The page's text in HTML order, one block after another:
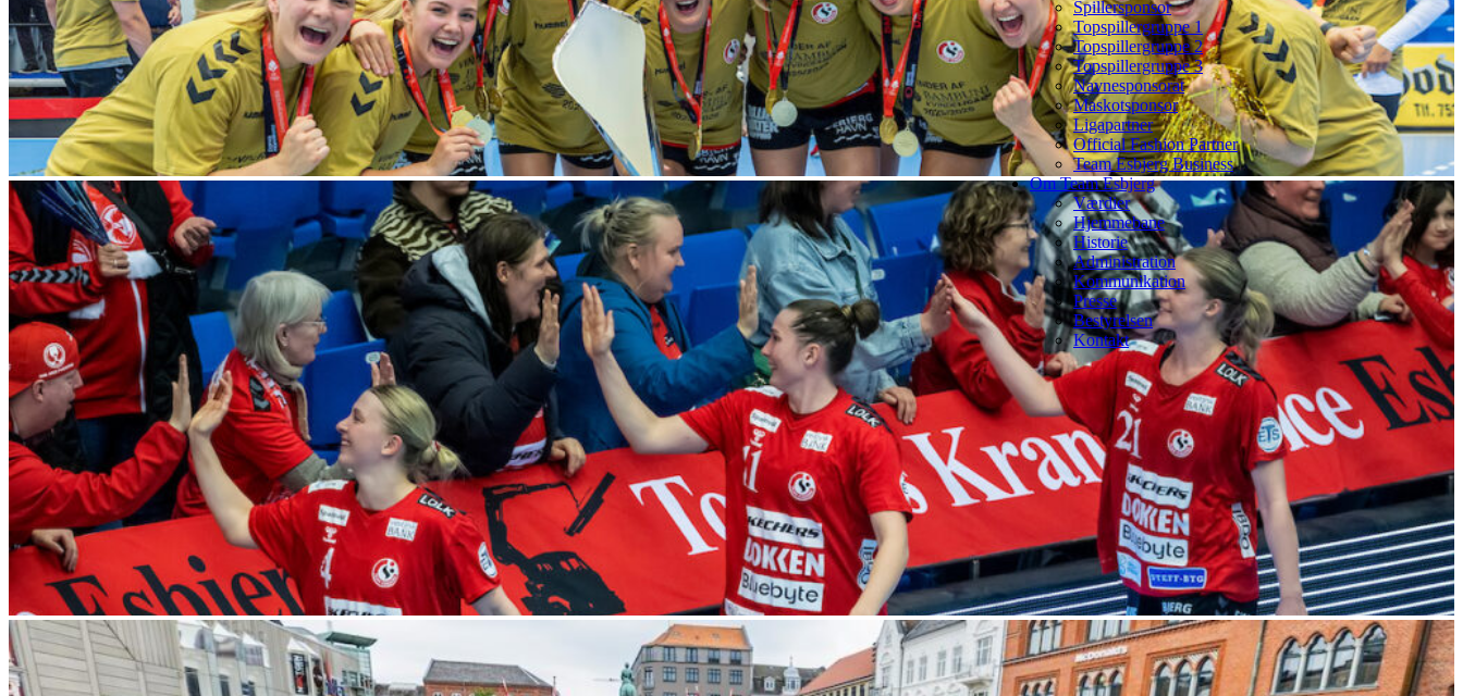
Spillersponsor
Topspillergruppe 1
Topspillergruppe 2
Topspillergruppe 3
Navnesponsorat
Maskotsponsor
Ligapartner
Official Fashion Partner
Team Esbjerg Business
Om Team Esbjerg
Værdier
Hjemmebane
Historie
Administration
Kommunikation
Presse
Bestyrelsen
Kontakt